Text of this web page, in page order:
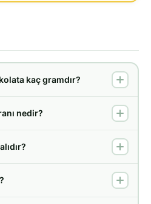
kaç gramdır?
nedir?